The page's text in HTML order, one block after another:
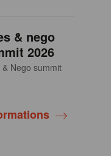
& nego
2026
& Nego summit